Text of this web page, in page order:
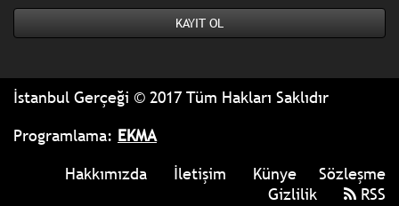
İstanbul Gerçeği © 2017 Tüm Hakları Saklıdır
Programlama: EKMA
Hakkımızda
İletişim Künye
Sözleşme
Gizlilik
RSS